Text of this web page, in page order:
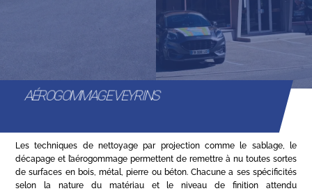
AÉROGOMMAGE VEYRINS
Les techniques de nettoyage par projection comme le sablage, le
décapage et l’aérogommage permettent de remettre à nu toutes sortes
de surfaces en bois, métal, pierre ou béton. Chacune a ses spécificités
selon la nature du matériau et le niveau de finition attendu